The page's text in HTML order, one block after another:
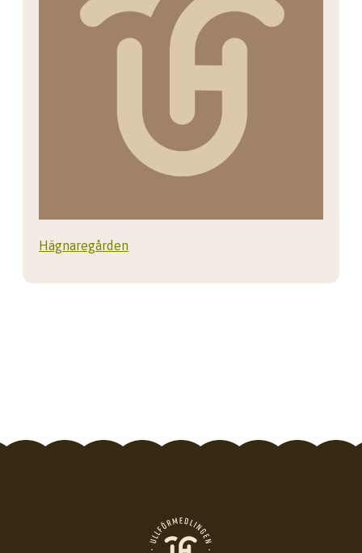
Hägnaregården